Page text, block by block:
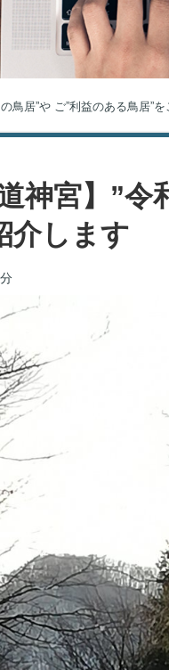
鳥居”や ご”利益のある鳥居”
神宮】”令
介します